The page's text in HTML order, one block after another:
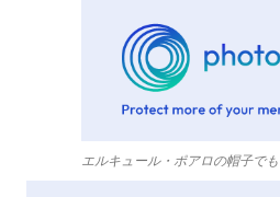
エルキュール・ポアロの帽子で